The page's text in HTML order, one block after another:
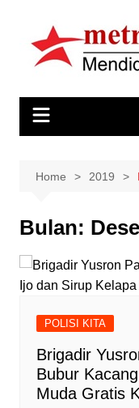
content
Home 2019
Bulan:
POLISI KITA
Brigadir
Bubur
Muda Gratis